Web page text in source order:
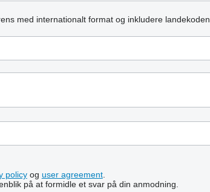
med internationalt format og inkludere landekoden.
policyog user agreement.
på at formidle et svar på din anmodning.